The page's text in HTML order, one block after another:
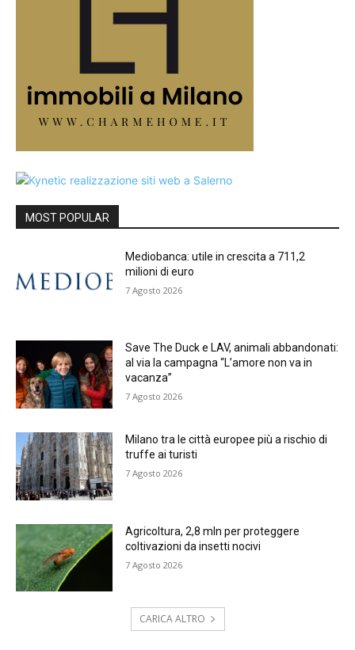
MOST POPULAR
Mediobanca: utile in crescita a 711,2
milioni di euro
7 Agosto 2026
Save The Duck e LAV, animali abbandonati:
al via la campagna “L’amore non va in
vacanza”
7 Agosto 2026
Milano tra le città europee più a rischio di
truffe ai turisti
7 Agosto 2026
Agricoltura, 2,8 mln per proteggere
coltivazioni da insetti nocivi
7 Agosto 2026
CARICA ALTRO